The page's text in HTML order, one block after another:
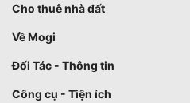
Cho thuê nhà đất
Về Mogi
Đối Tác - Thông tin
Công cụ - Tiện ích